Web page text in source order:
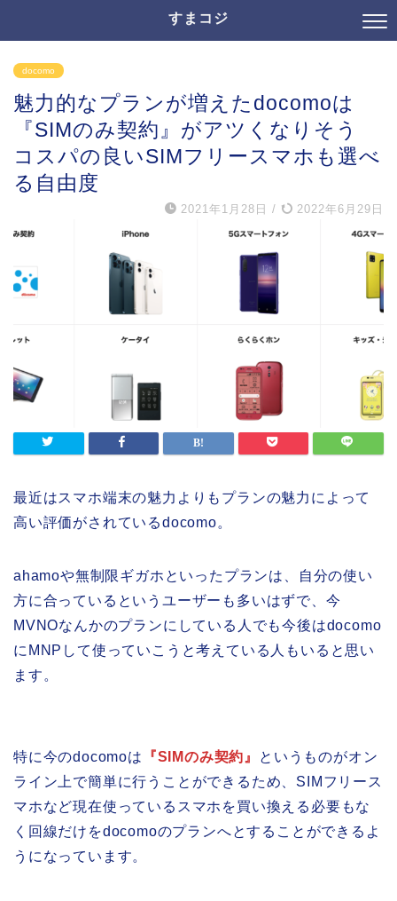
すまコジ
docomo
魅力的なプランが増えたdocomoは
『SIMのみ契約』がアツくなりそう
コスパの良いSIMフリースマホも選べ
る自由度
2021年1月28日 / 2022年6月29日
最近はスマホ端末の魅力よりもプランの魅力によって
高い評価がされているdocomo。
ahamoや無制限ギガホといったプランは、自分の使い
方に合っているというユーザーも多いはずで、今
MVNOなんかのプランにしている人でも今後はdocomo
にMNPして使っていこうと考えている人もいると思い
ます。
特に今のdocomoは 『SIMのみ契約』
というものがオン
ライン上で簡単に行うことができるため、SIMフリース
マホなど現在使っているスマホを買い換える必要もな
く回線だけをdocomoのプランへとすることができるよ
うになっています。